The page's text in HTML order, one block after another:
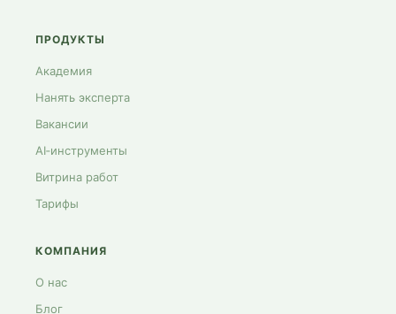
ПРОДУКТЫ
Академия
Нанять эксперта
Вакансии
AI‑инструменты
Витрина работ
Тарифы
КОМПАНИЯ
О нас
Блог